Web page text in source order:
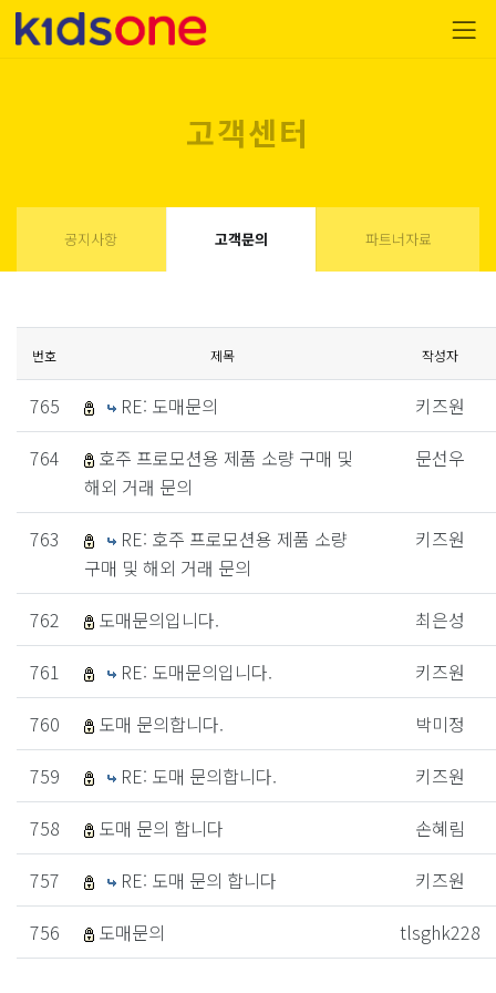
고객센터
공지사항 고객문의 파트너자료
번호 제목 작성자
765 RE: 도매문의
키즈원
764
호주 프로모션용 제품 소량 구매 및
해외 거래 문의
문선우
763
RE: 호주 프로모션용 제품 소량
구매 및 해외 거래 문의
키즈원
762 도매문의입니다.
최은성
761
RE: 도매문의입니다.
키즈원
760
도매 문의합니다.
박미정
759
RE: 도매 문의합니다.
키즈원
758
도매 문의 합니다
손혜림
757
RE: 도매 문의 합니다
키즈원
756
도매문의 tlsghk228